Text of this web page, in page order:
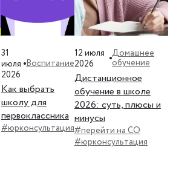
31
июля
2026
Воспитание
Как выбрать
школу для
первоклассника
#юрконсультация
12 июля
2026
Домашнее
обучение
Дистанционное
обучение в школе
2026: суть, плюсы и
минусы
#перейти на СО
#юрконсультация